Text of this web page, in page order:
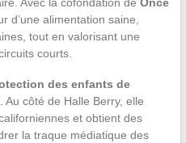
d’une alimentation saine,
tout en valorisant une
courts.
des enfants de
. Au côté de Halle Berry, elle
et obtient des
la traque médiatique des